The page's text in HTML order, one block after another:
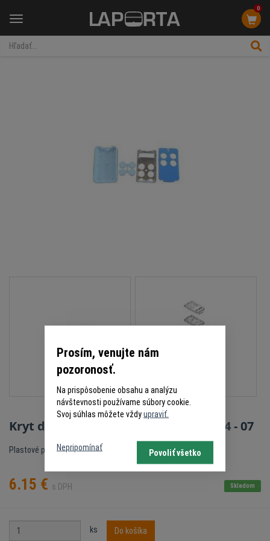
Menu
0
Kryt diaľkového ovládača LIFE MAXI 4 - 07
Plastové puzdro ovládača MAXI 4
6.15 € s DPH Skladom
ks Do košíka
Prosím, venujte nám
pozoronosť.
Na prispôsobenie obsahu a analýzu
návštevnosti používame súbory cookie.
Svoj súhlas môžete vždyupraviť.
Nepripomínať
Povoliť všetko